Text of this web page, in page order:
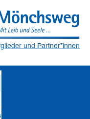
und Partner*innen